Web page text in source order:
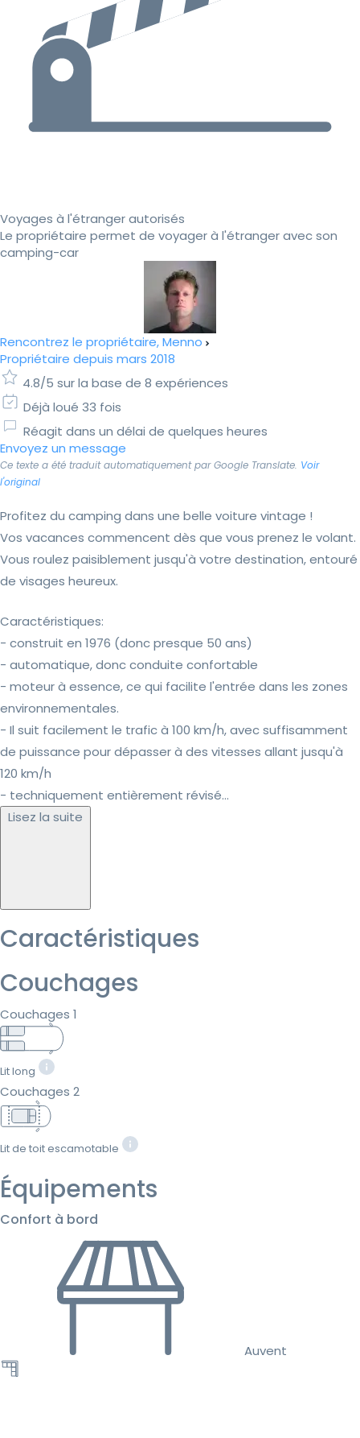
Voyages à l'étranger autorisés
Le propriétaire permet de voyager à l'étranger avec son
camping-car
Rencontrez le propriétaire, Menno
Propriétaire depuis mars 2018
4.8/5 sur la base de 8 expériences
Déjà loué 33 fois
Réagit dans un délai de quelques heures
Envoyez un message
Ce texte a été traduit automatiquement par Google Translate. Voir
l'original
Profitez du camping dans une belle voiture vintage !
Vos vacances commencent dès que vous prenez le volant.
Vous roulez paisiblement jusqu'à votre destination, entouré
de visages heureux.
Caractéristiques:
- construit en 1976 (donc presque 50 ans)
- automatique, donc conduite confortable
- moteur à essence, ce qui facilite l'entrée dans les zones
environnementales.
- Il suit facilement le trafic à 100 km/h, avec suffisamment
de puissance pour dépasser à des vitesses allant jusqu'à
120 km/h
- techniquement entièrement révisé...
Lisez la suite
Caractéristiques
Couchages
Couchages 1
Lit long
Couchages 2
Lit de toit escamotable
Équipements
Confort à bord
Auvent